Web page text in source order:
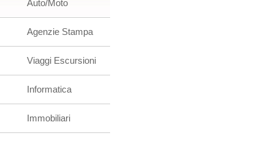
Auto/Moto
Agenzie Stampa
Viaggi Escursioni
Informatica
Immobiliari